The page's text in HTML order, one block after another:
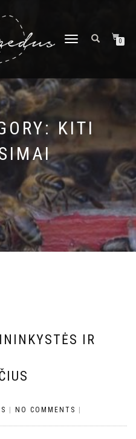
TOGGLE
0
KITI
IR
NO COMMENTS